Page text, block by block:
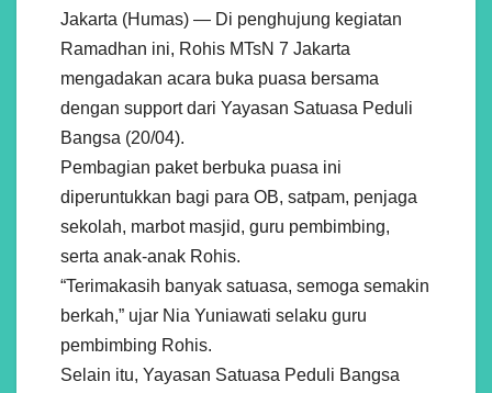
Jakarta (Humas) — Di penghujung kegiatan
Ramadhan ini, Rohis MTsN 7 Jakarta
mengadakan acara buka puasa bersama
dengan support dari Yayasan Satuasa Peduli
Bangsa (20/04).
Pembagian paket berbuka puasa ini
diperuntukkan bagi para OB, satpam, penjaga
sekolah, marbot masjid, guru pembimbing,
serta anak-anak Rohis.
“Terimakasih banyak satuasa, semoga semakin
berkah,” ujar Nia Yuniawati selaku guru
pembimbing Rohis.
Selain itu, Yayasan Satuasa Peduli Bangsa